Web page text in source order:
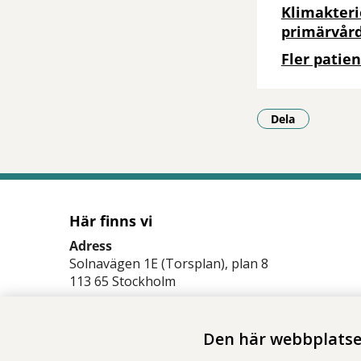
Den här
Fler
Dela
- Klicka för
Här finns vi
Adress
Solnavägen 1E (Torsplan), plan 8
113 65 Stockholm